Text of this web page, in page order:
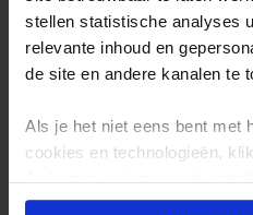
stellen statistische analyses
relevante inhoud en
de site en andere kanalen te
Als je het niet eens bent met
cookies en technologieën,
Je kunt je selectie in de
onder aan de pagina op elk
fooien
boekings(dossier) kosten
bijdrage
reizen of voor reizigers
reis- en
Extra
Zakgeld: € 250,- p.p. per